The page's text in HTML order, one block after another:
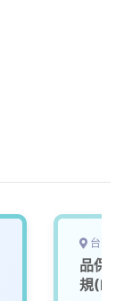
台南
品保
規